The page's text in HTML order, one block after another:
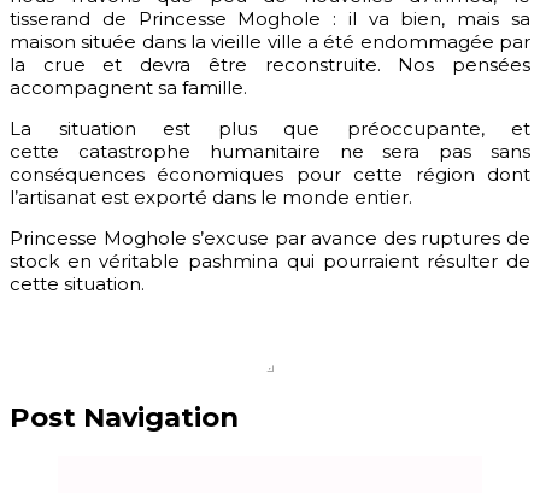
tisserand de Princesse Moghole : il va bien, mais sa
maison située dans la vieille ville a été endommagée par
la crue et devra être reconstruite. Nos pensées
accompagnent sa famille.
La situation est plus que préoccupante, et
cette catastrophe humanitaire ne sera pas sans
conséquences économiques pour cette région dont
l’artisanat est exporté dans le monde entier.
Princesse Moghole s’excuse par avance des ruptures de
stock en véritable pashmina qui pourraient résulter de
cette situation.
Post Navigation